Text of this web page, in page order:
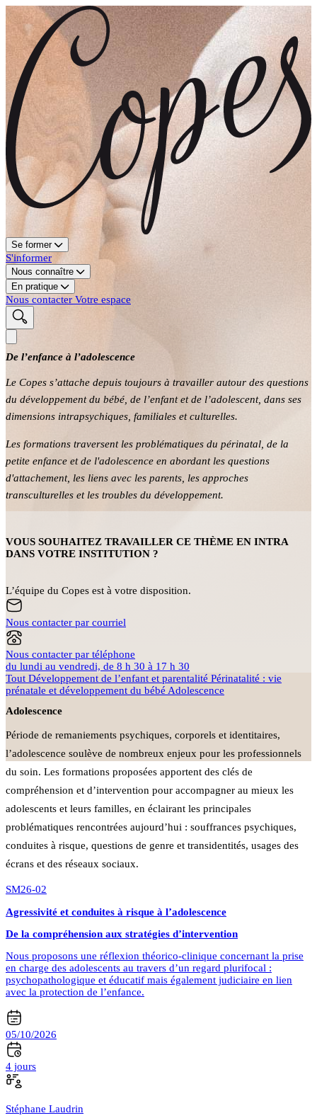
Se former
S'informer
Nous connaître
En pratique
Nous contacter Votre espace
De l’enfance à l’adolescence
Le Copes s’attache depuis toujours à travailler autour des questions
du développement du bébé, de l’enfant et de l’adolescent, dans ses
dimensions intrapsychiques, familiales et culturelles.
Les formations traversent les problématiques du périnatal, de la
petite enfance et de l'adolescence en abordant les questions
d'attachement, les liens avec les parents, les approches
transculturelles et les troubles du développement.
VOUS SOUHAITEZ TRAVAILLER CE THÈME EN INTRA
DANS VOTRE INSTITUTION ?
L’équipe du Copes est à votre disposition.
Nous contacter par courriel
Nous contacter par téléphone
du lundi au vendredi, de 8 h 30 à 17 h 30
Tout Développement de l’enfant et parentalité Périnatalité : vie
prénatale et développement du bébé Adolescence
Adolescence
Période de remaniements psychiques, corporels et identitaires,
l’adolescence soulève de nombreux enjeux pour les professionnels
du soin. Les formations proposées apportent des clés de
compréhension et d’intervention pour accompagner au mieux les
adolescents et leurs familles, en éclairant les principales
problématiques rencontrées aujourd’hui : souffrances psychiques,
conduites à risque, questions de genre et transidentités, usages des
écrans et des réseaux sociaux.
SM26-02
Agressivité et conduites à risque à l’adolescence
De la compréhension aux stratégies d’intervention
Nous proposons une réflexion théorico-clinique concernant la prise
en charge des adolescents au travers d’un regard plurifocal :
psychopathologique et éducatif mais également judiciaire en lien
avec la protection de l’enfance.
05/10/2026
4 jours
Stéphane Laudrin